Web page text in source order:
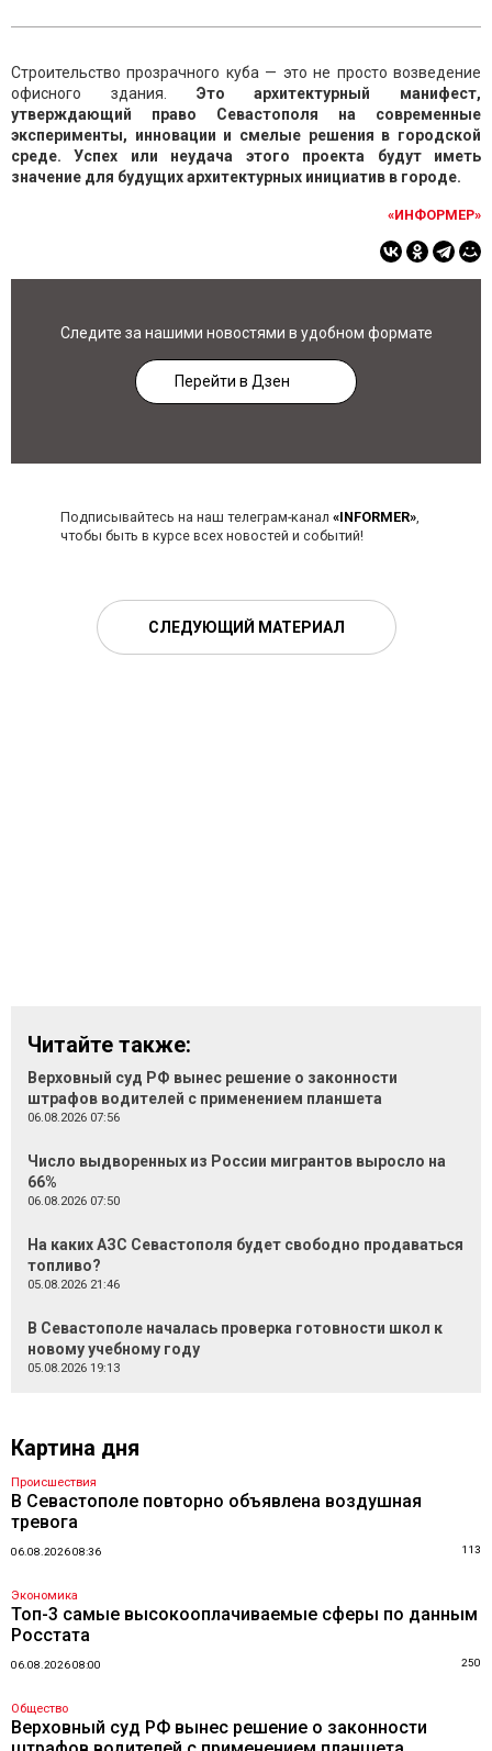
Строительство прозрачного куба — это не просто возведение
офисного здания. Это архитектурный манифест,
утверждающий право Севастополя на современные
эксперименты, инновации и смелые решения в городской
среде. Успех или неудача этого проекта будут иметь
значение для будущих архитектурных инициатив в городе.
«ИНФОРМЕР»
Следите за нашими новостями в удобном формате
Перейти в Дзен
Подписывайтесь на наш телеграм-канал «INFORMER»,
чтобы быть в курсе всех новостей и событий!
СЛЕДУЮЩИЙ МАТЕРИАЛ
Читайте также:
Верховный суд РФ вынес решение о законности
штрафов водителей с применением планшета
06.08.2026 07:56
Число выдворенных из России мигрантов выросло на
66%
06.08.2026 07:50
На каких АЗС Севастополя будет свободно продаваться
топливо?
05.08.2026 21:46
В Севастополе началась проверка готовности школ к
новому учебному году
05.08.2026 19:13
Картина дня
Происшествия
В Севастополе повторно объявлена воздушная
тревога
06.08.2026 08:36 113
Экономика
Топ-3 самые высокооплачиваемые сферы по данным
Росстата
06.08.2026 08:00 250
Общество
Верховный суд РФ вынес решение о законности